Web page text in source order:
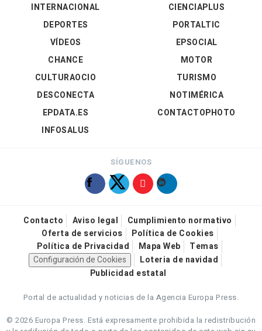
INTERNACIONAL
DEPORTES
VÍDEOS
CIENCIAPLUS
PORTALTIC
EPSOCIAL
CHANCE
CULTURAOCIO
DESCONECTA
EPDATA.ES
INFOSALUS
MOTOR
TURISMO
NOTIMÉRICA
CONTACTOPHOTO
SÍGUENOS
Contacto Aviso legal
Cumplimiento normativo
Oferta de servicios
Política de Cookies
Política de Privacidad
Mapa Web
Temas
Configuración de Cookies
Loteria de navidad
Publicidad estatal
Portal de actualidad y noticias de la Agencia Europa Press.
© 2026 Europa Press. Está expresamente prohibida la redistribución